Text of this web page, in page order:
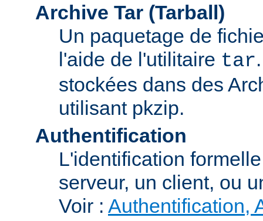
Archive Tar (Tarball)
Un paquetage de
l'aide de l'utilitaire tar
stockées dans des
utilisant pkzip.
Authentification
L'identification
serveur, un client, ou
Voir : Authentification,